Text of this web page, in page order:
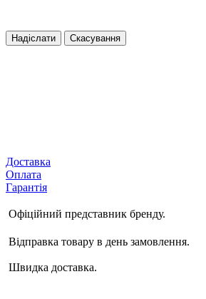
Надіслати Скасування
Доставка
Оплата
Гарантія
Офіційний представник бренду.
Відправка товару в день замовлення.
Швидка доставка.